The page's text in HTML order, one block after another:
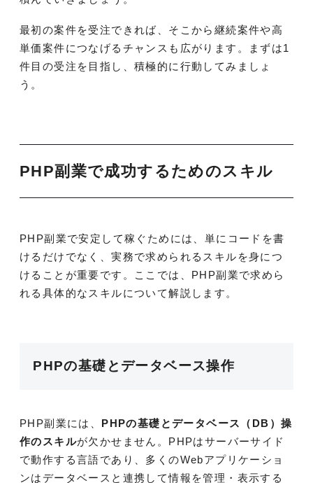
最初の案件を受注できれば、そこから継続案件や高
単価案件につなげるチャンスも広がります。まずは1
件目の受注を目指し、積極的に行動してみましょ
う。
PHP副業で成功するためのスキル
PHP副業で安定して稼ぐためには、単にコードを書
けるだけでなく、実務で求められるスキルを身につ
けることが重要です。ここでは、PHP副業で求めら
れる具体的なスキルについて解説します。
PHPの基礎とデータベース操作
PHP副業には、 PHPの基礎とデータベース（DB）操
作のスキルが欠かせません。PHPはサーバーサイド
で動作する言語であり、多くのWebアプリケーショ
ンはデータベースと連携して情報を管理・表示する